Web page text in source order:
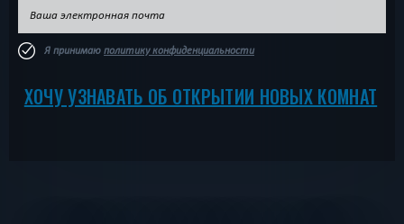
Я принимаю политику конфиденциальности
ХОЧУ УЗНАВАТЬ ОБ ОТКРЫТИИ НОВЫХ КОМНАТ